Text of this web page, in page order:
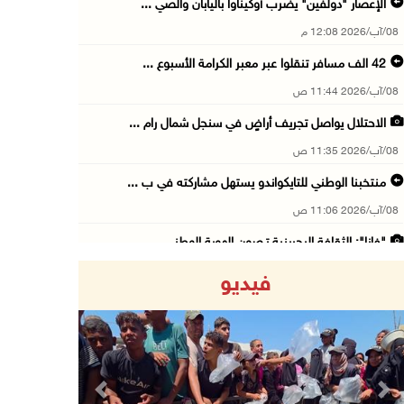
الإعصار "دولفين" يضرب أوكيناوا باليابان والصي ...
08/آب/2026 12:08 م
42 الف مسافر تنقلوا عبر معبر الكرامة الأسبوع ...
08/آب/2026 11:44 ص
الاحتلال يواصل تجريف أراضٍ في سنجل شمال رام ...
08/آب/2026 11:35 ص
منتخبنا الوطني للتايكواندو يستهل مشاركته في ب ...
08/آب/2026 11:06 ص
"فانا": الثقافة البحرينية تـصون الهوية الوطني ...
08/آب/2026 10:50 ص
مستعمرون إرهابيون يهاجمون منزلا ويقتحمون مناط ...
08/آب/2026 10:22 ص
فيديو
Previous Next